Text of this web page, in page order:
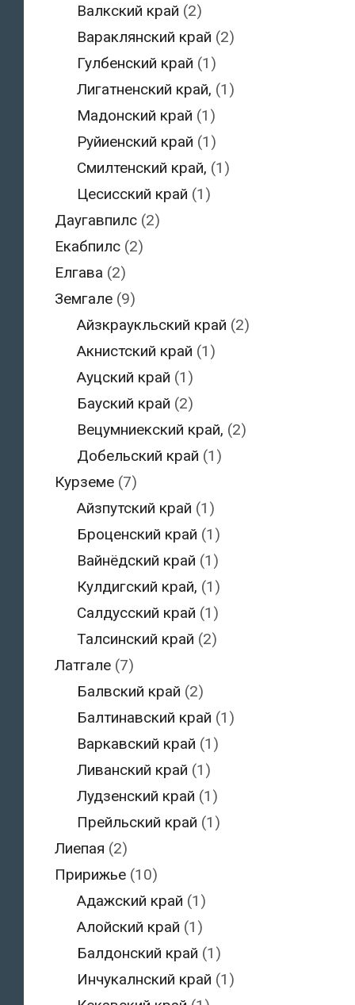
Валкский край (2)
Вараклянский край (2)
Гулбенский край (1)
Лигатненский край, (1)
Мадонский край (1)
Руйиенский край (1)
Смилтенский край, (1)
Цесисский край (1)
Даугавпилс(2)
Екабпилс(2)
Елгава (2)
Земгале(9)
Айзкраукльский край (2)
Акнистский край (1)
Ауцский край (1)
Бауский край (2)
Вецумниекский край, (2)
Добельский край (1)
Курземе(7)
Айзпутский край (1)
Броценский край (1)
Вайнёдский край (1)
Кулдигский край, (1)
Салдусский край (1)
Талсинский край (2)
Латгале(7)
Балвский край (2)
Балтинавский край (1)
Варкавский край (1)
Ливанский край (1)
Лудзенский край (1)
Прейльский край (1)
Лиепая (2)
Пририжье(10)
Адажский край (1)
Алойский край (1)
Балдонский край (1)
Инчукалнский край (1)